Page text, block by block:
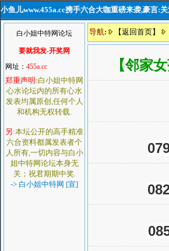
小鱼儿www.455a.cc携手六合大咖重磅来袭,豪言:
白小姐中特网论坛
要就我发-开奖网
网址： 455a.cc
郑重声明:白小姐中特网
心水论坛内的所有心水
发表均属原创,任何个人
和机构无权转载.
另:本坛公开的高手精准
六合资料都属发表者个
人所有,一切内容与白小
姐中特网论坛本身无
关；祝君期期中奖.
-> 白小姐中特网 [宣]
导航: 【返回首页】
【邻家